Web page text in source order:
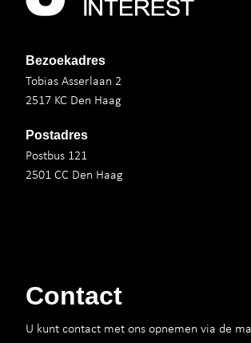
Bezoekadres
Tobias Asserlaan 2
2517 KC Den Haag
Postadres
Postbus 121
2501 CC Den Haag
Contact
U kunt contact met ons opnemen via de